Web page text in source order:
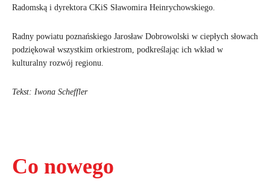
Co nowego
Radomską i dyrektora CKiS Sławomira Heinrychowskiego.
Radny powiatu poznańskiego Jarosław Dobrowolski w ciepłych słowach
podziękował wszystkim orkiestrom, podkreślając ich wkład w
kulturalny rozwój regionu.
Tekst: Iwona Scheffler